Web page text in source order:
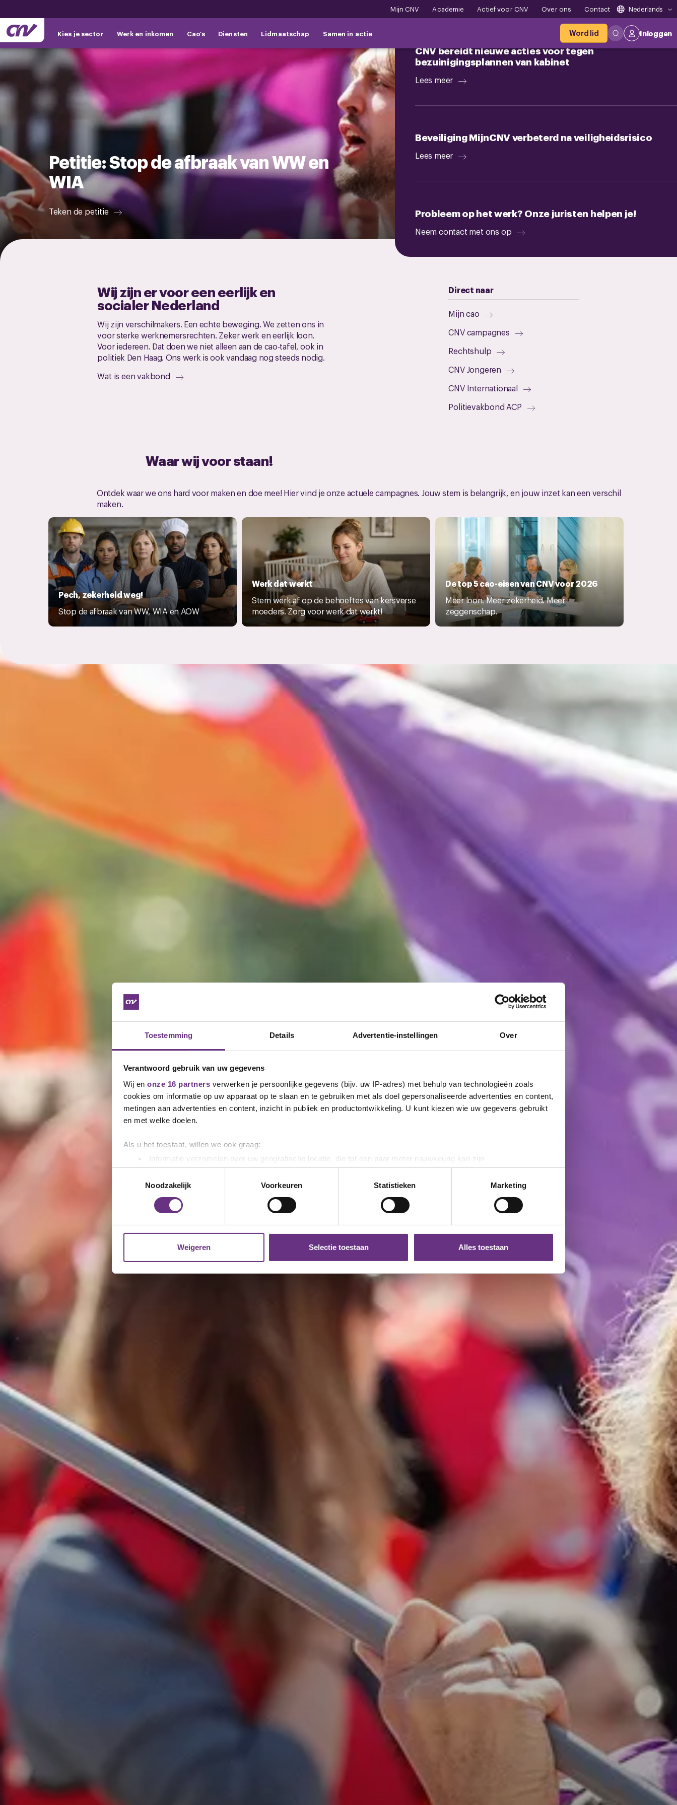
Toestemming Details Advertentie-instellingen Over
Verantwoord gebruik van uw gegevens
Wij en onze 16 partners verwerken je persoonlijke gegevens (bijv. uw IP-adres) met behulp van technologieën zoals
cookies om informatie op uw apparaat op te slaan en te gebruiken met als doel gepersonaliseerde advertenties en content,
metingen aan advertenties en content, inzicht in publiek en productontwikkeling. U kunt kiezen wie uw gegevens gebruikt
en met welke doelen.
Als u het toestaat, willen we ook graag:
Informatie verzamelen over uw geografische locatie, die tot een paar meter nauwkeurig kan zijn
Uw apparaat identificeren door het actief te scannen op specifieke eigenschappen (fingerprinting)
Lees meer over hoe uw persoonlijke gegevens worden verwerkt en stel uw voorkeuren in het
detailgedeeltein. U kunt uw
toestemming op elk moment wijzigen of intrekken in de Cookieverklaring.
websiteverkeer te analyseren. Ook delen we informatie over uw gebruik van onze site met onze partners voor social
media, adverteren en analyse. Deze partners kunnen deze gegevens combineren met andere informatie die u aan ze heeft
cookieverklaring
Noodzakelijk
Voorkeuren Statistieken Marketing
Weigeren Selectie toestaan Alles toestaan
Mijn CNV Academie Actief voor CNV Over ons Contact Nederlands
Kies je sector Werk en inkomen Cao's Diensten Lidmaatschap Samen in actie Word lid Inloggen
Petitie: Stop de afbraak van WW en
WIA
Teken de petitie
CNV bereidt nieuwe acties voor tegen
bezuinigingsplannen van kabinet
Lees meer
Beveiliging MijnCNV verbeterd na veiligheidsrisico
Lees meer
Probleem op het werk? Onze juristen helpen je!
Neem contact met ons op
Wij zijn er voor een eerlijk en
socialer Nederland
Wij zijn verschilmakers. Een echte beweging. We zetten ons in
voor sterke werknemersrechten. Zeker werk en eerlijk loon.
Voor iedereen. Dat doen we niet alleen aan de cao-tafel, ook in
politiek Den Haag. Ons werk is ook vandaag nog steeds nodig.
Wat is een vakbond
Direct naar
Mijn cao
CNV campagnes
Rechtshulp
CNV Jongeren
CNV Internationaal
Politievakbond ACP
Waar wij voor staan!
Ontdek waar we ons hard voor maken en doe mee! Hier vind je onze actuele campagnes. Jouw stem is belangrijk, en jouw inzet kan een verschil
maken.
Pech, zekerheid weg!
Stop de afbraak van WW, WIA en AOW
Werk dat werkt
Stem werk af op de behoeftes van kersverse
moeders. Zorg voor werk dat werkt!
De top 5 cao-eisen van CNV voor 2026
Meer loon. Meer zekerheid. Meer
zeggenschap.